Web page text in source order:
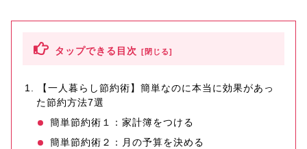
タップできる目次
【一人暮らし節約術】簡単なのに本当に効果があっ
た節約方法7選
簡単節約術１：家計簿をつける
簡単節約術２：月の予算を決める